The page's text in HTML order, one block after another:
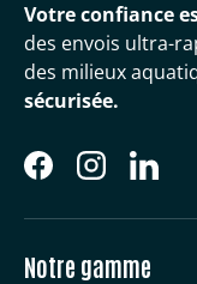
Votre confiance
des envois ultra-
des milieux
sécurisée.
FacebookInstagram
Notre gamme